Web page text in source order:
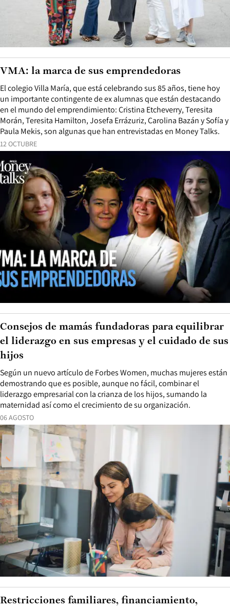
12 OCTUBRE
El colegio Villa María, que está celebrando sus 85 años, tiene hoy
un importante contingente de ex alumnas que están destacando
en el mundo del emprendimiento: Cristina Etcheverry, Teresita
Morán, Teresita Hamilton, Josefa Errázuriz, Carolina Bazán y Sofía y
Paula Mekis, son algunas que han entrevistadas en Money Talks.
VMA: la marca de sus emprendedoras
06 AGOSTO
Según un nuevo artículo de Forbes Women, muchas mujeres están
demostrando que es posible, aunque no fácil, combinar el
liderazgo empresarial con la crianza de los hijos, sumando la
maternidad así como el crecimiento de su organización.
Consejos de mamás fundadoras para equilibrar
el liderazgo en sus empresas y el cuidado de sus
hijos
Restricciones familiares, financiamiento,